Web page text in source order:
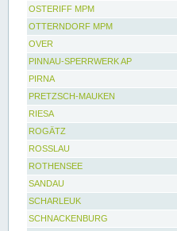
OSTERIFF MPM
OTTERNDORF MPM
OVER
PINNAU-SPERRWERK AP
PIRNA
PRETZSCH-MAUKEN
RIESA
ROGÄTZ
ROSSLAU
ROTHENSEE
SANDAU
SCHARLEUK
SCHNACKENBURG